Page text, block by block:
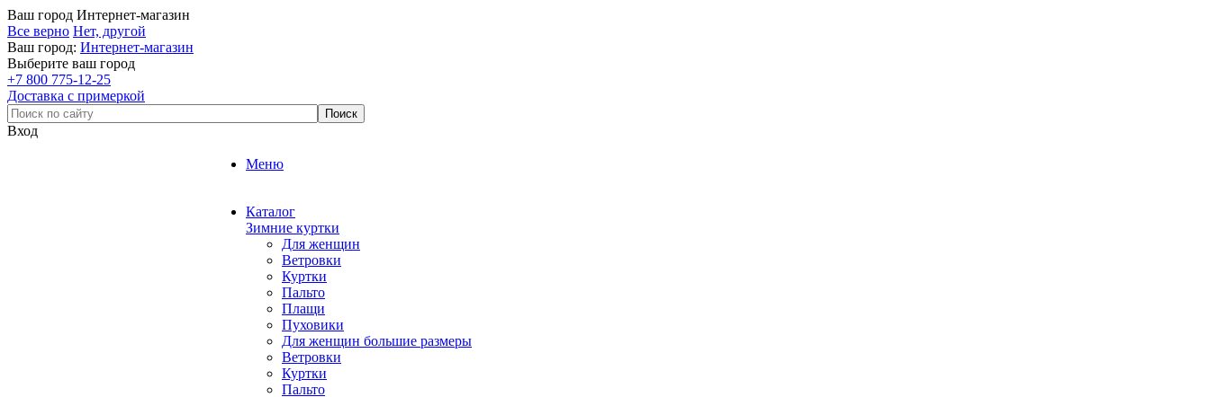
Ваш город Интернет-магазин
Все верно Нет, другой
Ваш город: Интернет-магазин
Выберите ваш город
+7 800 775-12-25
Доставка с примеркой
Вход
Меню
Каталог
Зимние куртки
Для женщин
Ветровки
Куртки
Пальто
Плащи
Пуховики
Для женщин большие размеры
Ветровки
Куртки
Пальто